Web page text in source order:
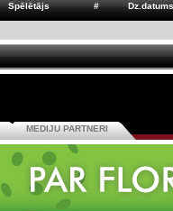
Spēlētājs # Dz.datums
MEDIJU PARTNERI